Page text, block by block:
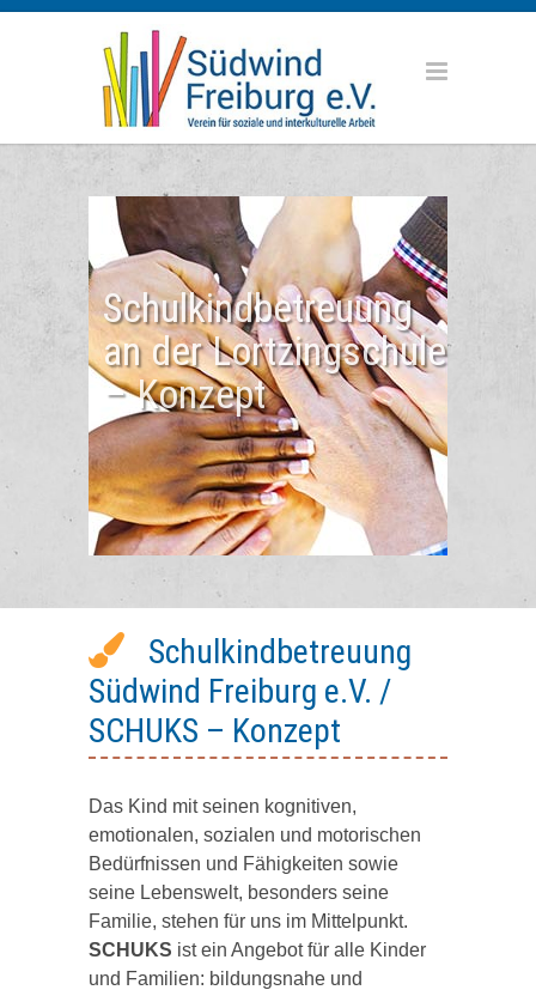
Schulkindbetreuung
an der Lortzingschule
– Konzept
Schulkindbetreuung
Südwind Freiburg e.V. /
SCHUKS – Konzept
Das Kind mit seinen kognitiven,
emotionalen, sozialen und motorischen
Bedürfnissen und Fähigkeiten sowie
seine Lebenswelt, besonders seine
Familie, stehen für uns im Mittelpunkt.
SCHUKS ist ein Angebot für alle Kinder
und Familien: bildungsnahe und